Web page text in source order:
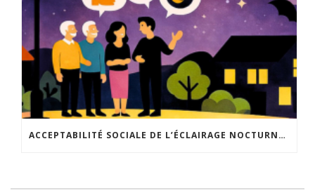
ACCEPTABILITÉ SOCIALE DE L’ÉCLAIRAGE NOCTURNE : LE REPLAY EST DISPONIBLE